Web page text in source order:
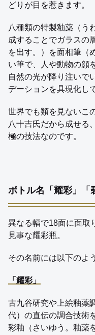
どりが目を惹きます。
八種類の特製釉薬（う
成することでガラスの
を出す。）を面相筆（
い筆で、人や動物の顔
自然の光が降り注いで
デーションを具現化し
世界でも類を見ないこ
八十吉氏だから成せる
極の技法なのです。
ボトル名「耀彩」「
異なる幅で18面に面取
見事な耀彩瓶。
その名前には以下のよ
「耀彩」
古九谷研究や上絵釉薬
代）の直伝の調合技術
彩釉（さいゆう。釉薬